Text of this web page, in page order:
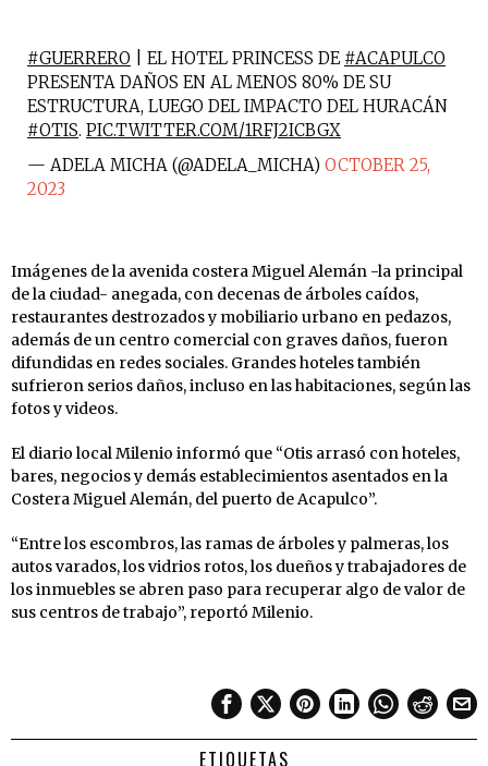
#GUERRERO | EL HOTEL PRINCESS DE #ACAPULCO
PRESENTA DAÑOS EN AL MENOS 80% DE SU
ESTRUCTURA, LUEGO DEL IMPACTO DEL HURACÁN
#OTIS. PIC.TWITTER.COM/1RFJ2ICBGX
— ADELA MICHA (@ADELA_MICHA) OCTOBER 25,
2023
Imágenes de la avenida costera Miguel Alemán -la principal
de la ciudad- anegada, con decenas de árboles caídos,
restaurantes destrozados y mobiliario urbano en pedazos,
además de un centro comercial con graves daños, fueron
difundidas en redes sociales. Grandes hoteles también
sufrieron serios daños, incluso en las habitaciones, según las
fotos y videos.
El diario local Milenio informó que “Otis arrasó con hoteles,
bares, negocios y demás establecimientos asentados en la
Costera Miguel Alemán, del puerto de Acapulco”.
“Entre los escombros, las ramas de árboles y palmeras, los
autos varados, los vidrios rotos, los dueños y trabajadores de
los inmuebles se abren paso para recuperar algo de valor de
sus centros de trabajo”, reportó Milenio.
ETIQUETAS